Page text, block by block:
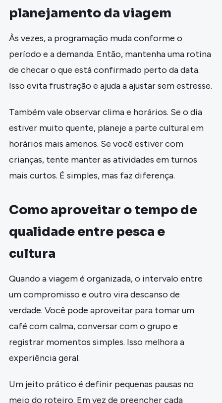
planejamento da viagem
Às vezes, a programação muda conforme o
período e a demanda. Então, mantenha uma rotina
de checar o que está confirmado perto da data.
Isso evita frustração e ajuda a ajustar sem estresse.
Também vale observar clima e horários. Se o dia
estiver muito quente, planeje a parte cultural em
horários mais amenos. Se você estiver com
crianças, tente manter as atividades em turnos
mais curtos. É simples, mas faz diferença.
Como aproveitar o tempo de
qualidade entre pesca e
cultura
Quando a viagem é organizada, o intervalo entre
um compromisso e outro vira descanso de
verdade. Você pode aproveitar para tomar um
café com calma, conversar com o grupo e
registrar momentos simples. Isso melhora a
experiência geral.
Um jeito prático é definir pequenas pausas no
meio do roteiro. Em vez de preencher cada